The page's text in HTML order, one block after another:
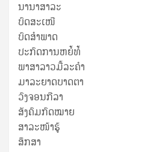
ນານາສາລະ
ບົດສະເໜີ
ບົດສໍາພາດ
ປະກົດການຫຍໍ້ທໍ້
ພາສາລາວມື້ລະຄຳ
ມາລະຍາດບາດຕາ
ວົງຈອນກີລາ
ສັງຄົມກົດໝາຍ
ສາລະໜ້າຮູ້
ສຶກສາ